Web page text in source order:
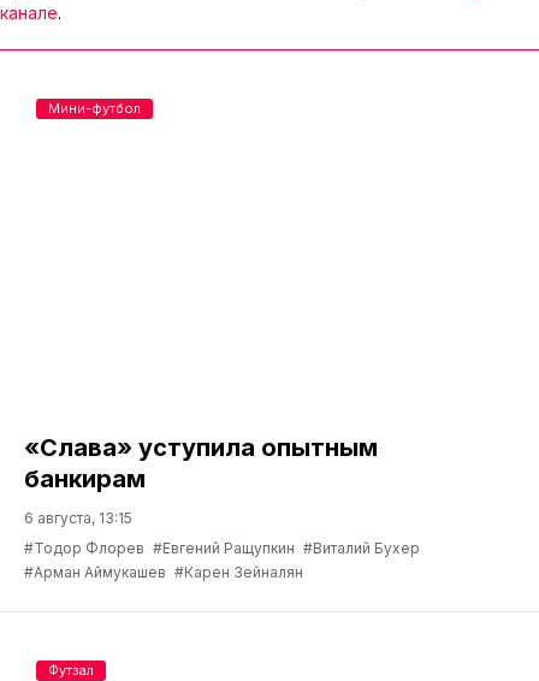
канале.
«Слава» уступила опытным
банкирам
6 августа, 13:15
#Тодор Флорев #Евгений Ращупкин #Виталий Бухер
#Арман Аймукашев #Карен Зейналян
Мини-футбол
Футзал